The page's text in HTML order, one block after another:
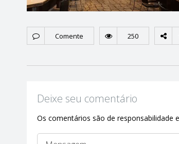
Comente 250
Deixe seu comentário
Os comentários são de responsabilidade